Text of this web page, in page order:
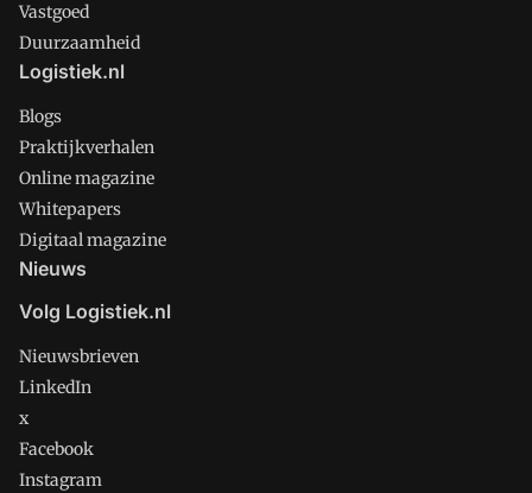
Vastgoed
Duurzaamheid
Logistiek.nl
Blogs
Praktijkverhalen
Online magazine
Whitepapers
Digitaal magazine
Nieuws
Volg Logistiek.nl
Nieuwsbrieven
LinkedIn
x
Facebook
Instagram